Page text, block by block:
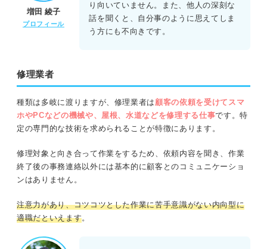
増田 綾子
プロフィール
り向いていません。また、他人の深刻な
話を聞くと、自分事のように思えてしま
う方にも不向きです。
修理業者
種類は多岐に渡りますが、修理業者は 顧客の依頼を受けてスマ
ホやPCなどの機械や、屋根、水道などを修理する仕事です。特
定の専門的な技術を求められることが特徴にあります。
修理対象と向き合って作業をするため、依頼内容を聞き、作業
終了後の事務連絡以外には基本的に顧客とのコミュニケーショ
ンはありません。
注意力があり、コツコツとした作業に苦手意識がない内向型に
適職だといえます。